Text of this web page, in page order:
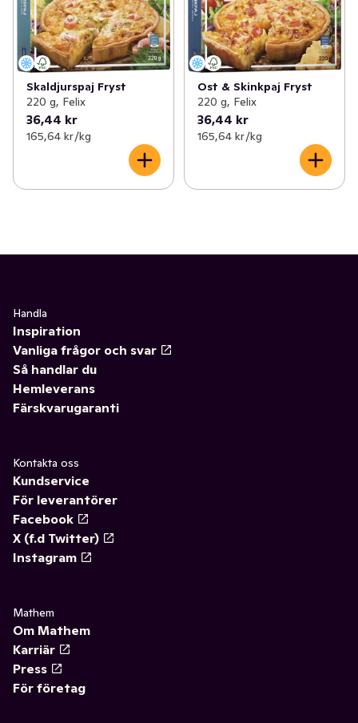
Skaldjurspaj Fryst
220 g, Felix
36,44 kr
165,64 kr /kg
Ost & Skinkpaj Fryst
220 g, Felix
36,44 kr
165,64 kr /kg
Handla
Inspiration
Vanliga frågor och svar
Så handlar du
Hemleverans
Färskvarugaranti
Kontakta oss
Kundservice
För leverantörer
Facebook
X (f.d Twitter)
Instagram
Mathem
Om Mathem
Karriär
Press
För företag